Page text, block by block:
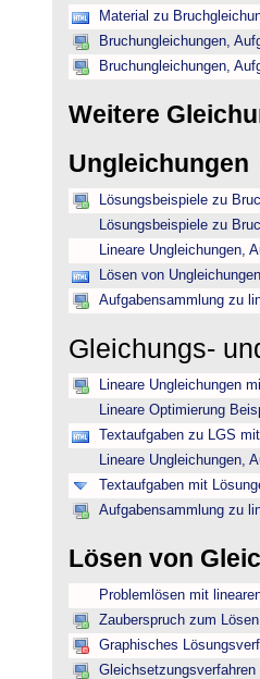
Material zu
Bruchungleichungen,
Bruchungleichungen,
Weitere
Ungleichungen
Lösungsbeispiele zu
Lösungsbeispiele zu
Lineare Ungleichungen,
Lösen von Ungleichungen
Aufgabensammlung zu
Gleichungs-
Lineare Ungleichungen
Lineare Optimierung
Textaufgaben zu LGS
Lineare Ungleichungen,
Textaufgaben mit
Aufgabensammlung zu
Lösen von
Problemlösen mit
Zauberspruch zum
Graphisches
Gleichsetzungsverfahren